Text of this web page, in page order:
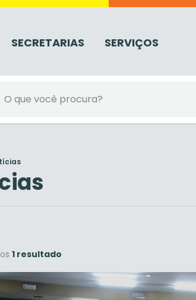
SECRETARIAS SERVIÇOS
1 resultado